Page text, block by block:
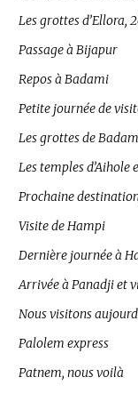
Les grottes d’Ellora,
Passage à Bijapur
Repos à Badami
Petite journée de
Les grottes de
Les temples d’Aihole
Prochaine
Visite de Hampi
Dernière journée à
Arrivée à Panadji et
Nous visitons
Palolem express
Patnem, nous voilà